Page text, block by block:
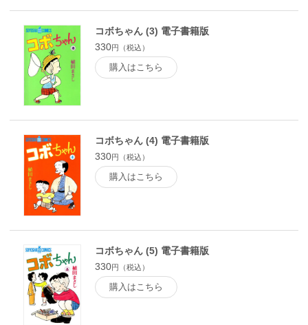
コボちゃん (3) 電子書籍版
330円（税込）
購入はこちら
コボちゃん (4) 電子書籍版
330円（税込）
購入はこちら
コボちゃん (5) 電子書籍版
330円（税込）
購入はこちら